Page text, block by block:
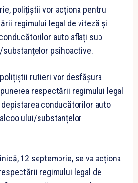
polițiștii vor acționa pentru
regimului legal de viteză și
auto aflați sub
substanțelor psihoactive.
rutieri vor desfășura
respectării regimului legal
conducătorilor auto
substanțelor
12 septembrie, se va acționa
regimului legal de